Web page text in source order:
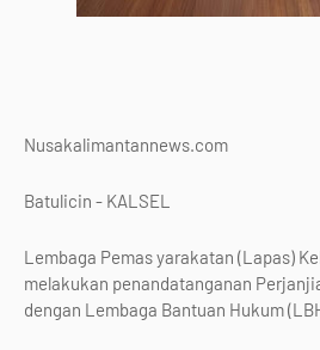
Nusakalimantannews.com
Batulicin - KALSEL
Lembaga Pemas yarakatan (Lapas)
melakukan penandatanganan
dengan Lembaga Bantuan Hukum